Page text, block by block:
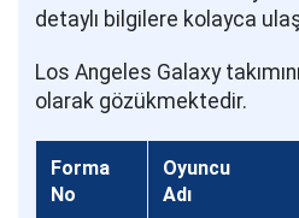
detaylı bilgilere kolayca
Los Angeles Galaxy
olarak gözükmektedir.
Forma
No
Oyuncu
Adı